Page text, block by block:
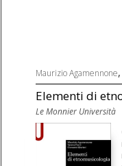
Maurizio Agamennone,
Elementi di
Le Monnier Università